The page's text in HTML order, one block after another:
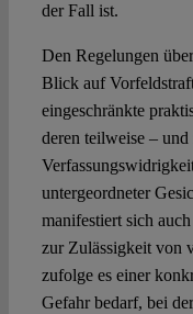
der Fall ist.
Den Regelungen
Blick auf
eingeschränkte
deren teilweise –
untergeordneter
manifestiert sich
zur Zulässigkeit von
zufolge es einer
Gefahr bedarf, bei